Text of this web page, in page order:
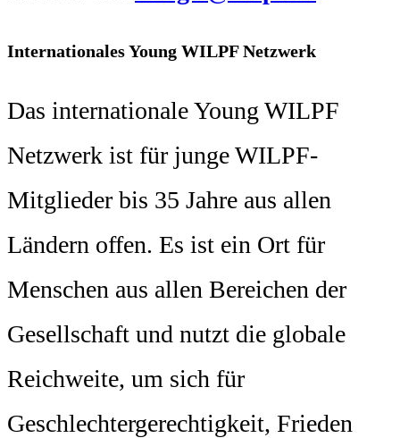
Internationales Young WILPF Netzwerk
Das internationale Young WILPF
Netzwerk ist für junge WILPF-
Mitglieder bis 35 Jahre aus allen
Ländern offen. Es ist ein Ort für
Menschen aus allen Bereichen der
Gesellschaft und nutzt die globale
Reichweite, um sich für
Geschlechtergerechtigkeit, Frieden